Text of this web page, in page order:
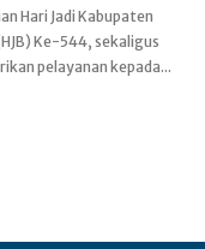
pelayanan kepada...